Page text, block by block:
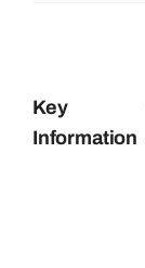
Key
Information